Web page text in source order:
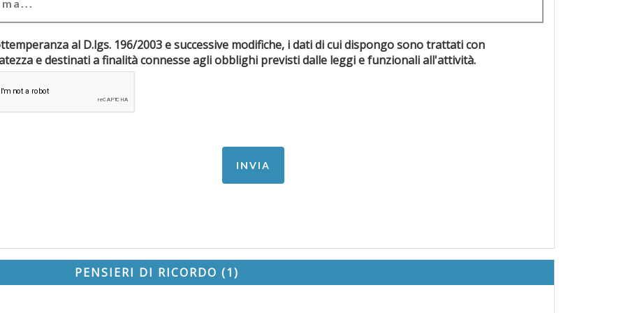
al D.lgs. 196/2003 e successive modifiche, i dati di cui dispongo sono trattati con
riservatezza e destinati a finalità connesse agli obblighi previsti dalle leggi e funzionali all'attività.
PENSIERI DI RICORDO (1)